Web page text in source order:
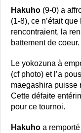
Hakuho (9-0) a
(1-8), ce n’était
rencontraient, la
battement de coeur.
Le yokozuna à
(cf photo) et l’a
maegashira puisse
Cette défaite
pour ce tournoi.
Hakuho a